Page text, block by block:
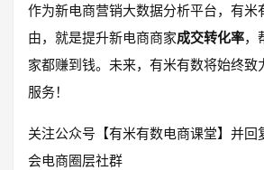
作为新电商营销大数据分析平台，有米
由，就是提升新电商商家成交转化率，
家都赚到钱。未来，有米有数将始终致
服务！
关注公众号【有米有数电商课堂】并回
会电商圈层社群